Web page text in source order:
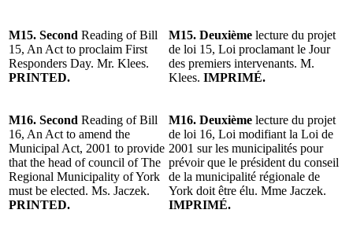
M15. Second Reading of Bill
15, An Act to proclaim First
Responders Day. Mr. Klees.
PRINTED.
M15. Deuxième lecture du projet
de loi 15, Loi proclamant le Jour
des premiers intervenants. M.
Klees. IMPRIMÉ.
M16. Second Reading of Bill
16, An Act to amend the
Municipal Act, 2001 to provide
that the head of council of The
Regional Municipality of York
must be elected. Ms. Jaczek.
PRINTED.
M16. Deuxième lecture du projet
de loi 16, Loi modifiant la Loi de
2001 sur les municipalités pour
prévoir que le président du conseil
de la municipalité régionale de
York doit être élu. Mme Jaczek.
IMPRIMÉ.